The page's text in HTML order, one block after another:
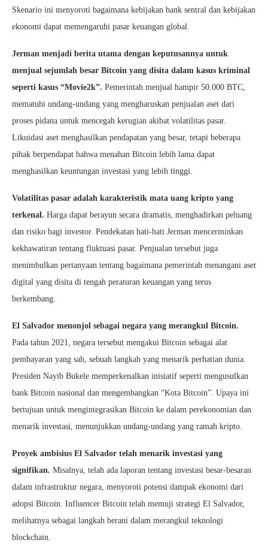
Skenario ini menyoroti bagaimana kebijakan bank sentral dan kebijakan
ekonomi dapat memengaruhi pasar keuangan global.
Jerman menjadi berita utama dengan keputusannya untuk
menjual sejumlah besar Bitcoin yang disita dalam kasus kriminal
seperti kasus “Movie2k”. Pemerintah menjual hampir 50.000 BTC,
mematuhi undang-undang yang mengharuskan penjualan aset dari
proses pidana untuk mencegah kerugian akibat volatilitas pasar.
Likuidasi aset menghasilkan pendapatan yang besar, tetapi beberapa
pihak berpendapat bahwa menahan Bitcoin lebih lama dapat
menghasilkan keuntungan investasi yang lebih tinggi.
Volatilitas pasar adalah karakteristik mata uang kripto yang
terkenal. Harga dapat berayun secara dramatis, menghadirkan peluang
dan risiko bagi investor. Pendekatan hati-hati Jerman mencerminkan
kekhawatiran tentang fluktuasi pasar. Penjualan tersebut juga
menimbulkan pertanyaan tentang bagaimana pemerintah menangani aset
digital yang disita di tengah peraturan keuangan yang terus
berkembang.
El Salvador menonjol sebagai negara yang merangkul Bitcoin.
Pada tahun 2021, negara tersebut mengakui Bitcoin sebagai alat
pembayaran yang sah, sebuah langkah yang menarik perhatian dunia.
Presiden Nayib Bukele memperkenalkan inisiatif seperti mengusulkan
bank Bitcoin nasional dan mengembangkan “Kota Bitcoin”. Upaya ini
bertujuan untuk mengintegrasikan Bitcoin ke dalam perekonomian dan
menarik investasi, menunjukkan undang-undang yang ramah kripto.
Proyek ambisius El Salvador telah menarik investasi yang
signifikan. Misalnya, telah ada laporan tentang investasi besar-besaran
dalam infrastruktur negara, menyoroti potensi dampak ekonomi dari
adopsi Bitcoin. Influencer Bitcoin telah memuji strategi El Salvador,
melihatnya sebagai langkah berani dalam merangkul teknologi
blockchain.